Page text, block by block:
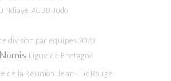
Ndiaye ACBB Judo
division par équipes 2020
Ligue de Bretagne
de la Réunion Jean-Luc Rougé